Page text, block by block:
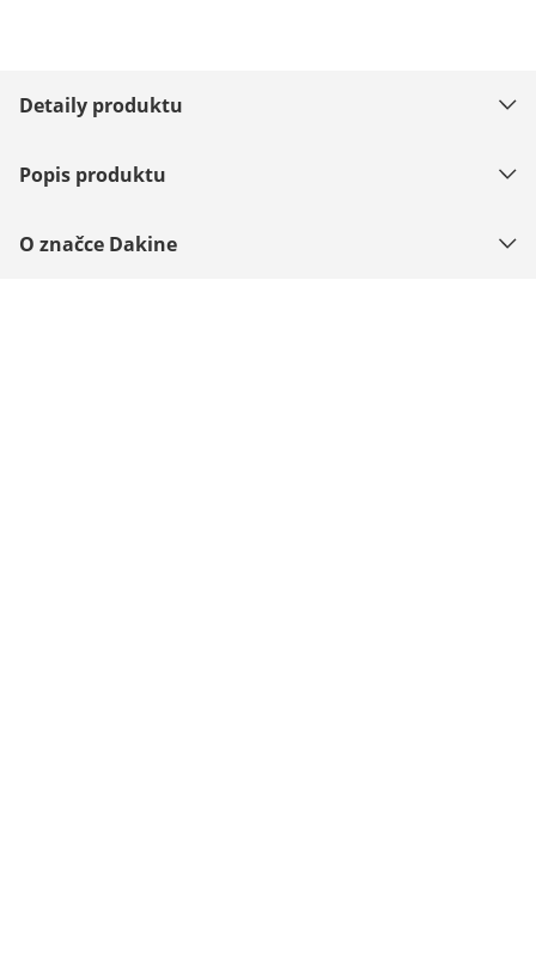
Detaily produktu
Popis produktu
O značce Dakine